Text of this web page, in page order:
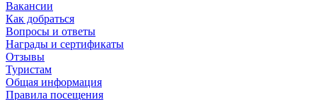
Вакансии
Как добраться
Вопросы и ответы
Награды и сертификаты
Отзывы
Туристам
Общая информация
Правила посещения